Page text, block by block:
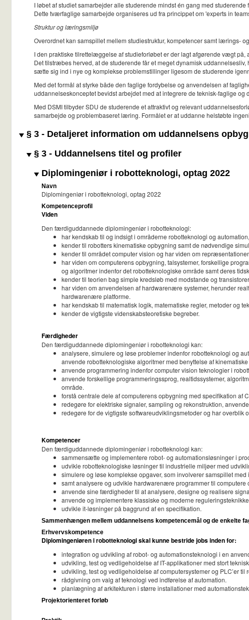
I løbet af studiet samarbejder alle studerende mindst én gang med
Dette tværfaglige samarbejde organiseres ud fra princippet om 'experts in
Struktur og læringsmiljø
Overordnet kan samspillet mellem studiestruktur, kompetencer samt lærings-
I den praktiske tilrettelæggelse af studieforløbet er der lagt afgørende vægt
Det tilstræbes herved, at de studerende får et meget dynamisk
sætte sig ind i nye og komplekse problemstillinger ligesom de studerende
Med det formål at styrke både den faglige fordybelse og anvendelsen af
uddannelseskonceptet bevidst arbejdet med at integrere de teknisk-faglige og
Med DSMI tilbyder SDU de studerende et attraktivt og relevant
samarbejde og problembaseret læring. Formålet er at uddanne helstøbte
§ 3 - Detaljeret information om uddannelsens
§ 3 - Uddannelsens titel og profiler
Diplomingeniør i robotteknologi, optag 2022
Navn
Diplomingeniør i robotteknologi, optag 2022
Kompetenceprofil
Viden
Den færdiguddannede diplomingeniør i robotteknologi:
har kendskab til og indsigt i områderne robotteknologi og
kender til robotters kinematiske opbygning samt de nødvendige
kender til området computer vision og har viden om
har viden om computerens opbygning, talsystemer, forskellige
og algoritmer indenfor det robotteknologiske område samt deres
kender til teorien bag simple kredsløb med modstande og
har viden om anvendelsen af hardwarenære systemer, herunder
hardwarenære platforme.
har kendskab til matematisk logik, matematiske regler, metoder og
kender de vigtigste videnskabsteoretiske begreber.
Færdigheder
Den færdiguddannede diplomingeniør i robotteknologi kan:
analysere, simulere og løse problemer indenfor robotteknologi og
anvende robotteknologiske algoritmer med benyttelse af
anvende programmering indenfor computer vision teknologier i
anvende forskellige programmeringssprog, realtidssystemer,
område.
forstå centrale dele af computerens opbygning med specifikation af
redegøre for elektriske signaler, sampling og rekonstruktion,
redegøre for de vigtigste softwareudviklingsmetoder og har overblik
Kompetencer
Den færdiguddannede diplomingeniør i robotteknologi kan:
sammensætte og implementere robot- og automationsløsninger i
udvikle robotteknologiske løsninger til industrielle miljøer med
simulere og løse komplekse opgaver, som involverer samspillet
samt analysere og udvikle hardwarenære programmer til computere
anvende sine færdigheder til at analysere, designe og realisere
anvende og implementere klassiske og moderne
udvikle it-løsninger på baggrund af en specifikation.
Sammenhængen mellem uddannelsens kompetencemål og de enkelte
Erhvervskompetence
Diplomingeniøren i robotteknologi skal kunne bestride jobs inden for:
integration og udvikling af robot- og automationsteknologi i en
udvikling, test og vedligeholdelse af IT-applikationer med stort
udvikling, test og vedligeholdelse af computersystemer og PLC’er
rådgivning om valg af teknologi ved indførelse af automation.
planlægning af arkitekturen i større installationer med
Projektorienteret forløb